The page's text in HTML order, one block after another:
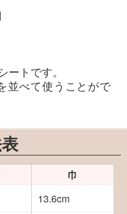
ートです。
並べて使うことがで
巾
13.6cm